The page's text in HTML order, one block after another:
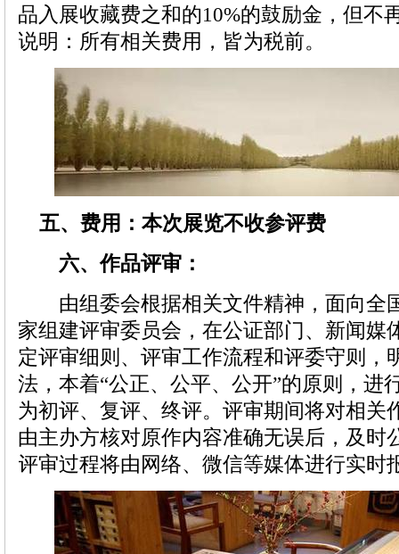
品入展收藏费之和的10%的鼓励金，但不
说明：所有相关费用，皆为税前。
五、费用：本次展览不收参评费
六、作品评审 ：
由组委会根据相关文件精神，面向全
家组建评审委员会，在公证部门、新闻媒
定评审细则、评审工作流程和评委守则，
法，本着“公正、公平、公开”的原则，进
为初评、复评、终评。评审期间将对相关
由主办方核对原作内容准确无误后，及时
评审过程将由网络、微信等媒体进行实时